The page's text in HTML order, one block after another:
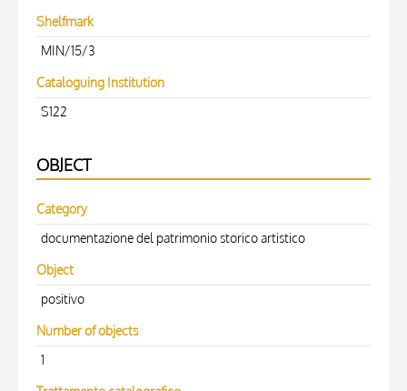
Shelfmark
MIN/15/3
Cataloguing Institution
S122
OBJECT
Category
documentazione del patrimonio storico artistico
Object
positivo
Number of objects
1